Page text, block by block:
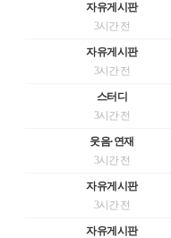
자유게시판
3시간 전
자유게시판
3시간 전
스터디
3시간 전
웃음·연재
3시간 전
자유게시판
3시간 전
자유게시판